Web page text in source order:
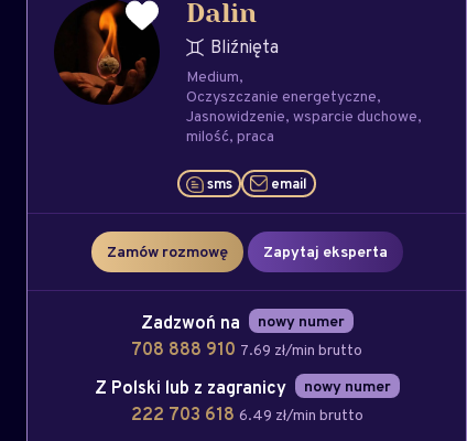
Dalin
Bliźnięta
Medium
Oczyszczanie energetyczne
Jasnowidzenie wsparcie duchowe
milość praca
sms email
Zamów rozmowę Zapytaj eksperta
Zadzwoń na nowy numer
708 888 910 7.69 zł/min brutto
Z Polski lub z zagranicy nowy numer
222 703 618 6.49 zł/min brutto